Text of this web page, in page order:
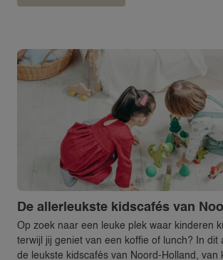
NIEUWS
VEEL
De allerleukste kidscafés van
Op zoek naar een leuke plek waar kinderen
terwijl jij geniet van een koffie of lunch? In dit
de leukste kidscafés van Noord-Holland, van